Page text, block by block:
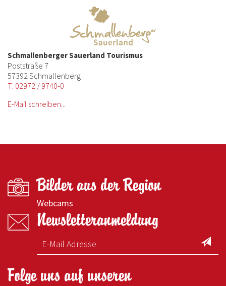
Schmallenberger Sauerland Tourismus
Poststraße 7
57392 Schmallenberg
T: 02972 / 9740-0
E-Mail schreiben...
Bilder aus der Region
Webcams
Newsletteranmeldung
Folge uns auf unseren